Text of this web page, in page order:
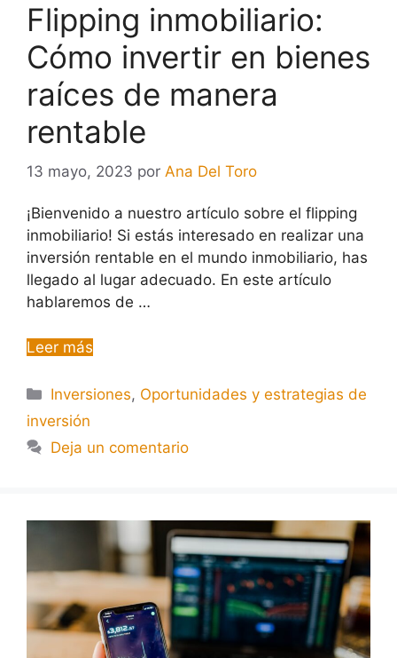
Flipping inmobiliario:
Cómo invertir en bienes
raíces de manera
rentable
13 mayo, 2023 por Ana Del Toro
¡Bienvenido a nuestro artículo sobre el flipping
inmobiliario! Si estás interesado en realizar una
inversión rentable en el mundo inmobiliario, has
llegado al lugar adecuado. En este artículo
hablaremos de …
Leer más
Inversiones, Oportunidades y estrategias de
inversión
Deja un comentario